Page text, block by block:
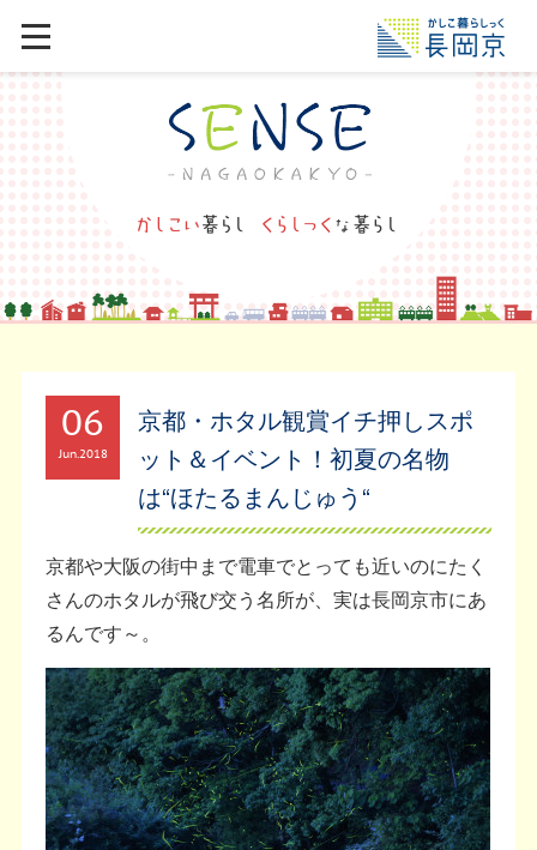
06
Jun2018
京都・ホタル観賞イチ押しスポ
ット＆イベント！初夏の名物
は“ほたるまんじゅう“
京都や大阪の街中まで電車でとっても近いのにたく
さんのホタルが飛び交う名所が、実は長岡京市にあ
るんです～。